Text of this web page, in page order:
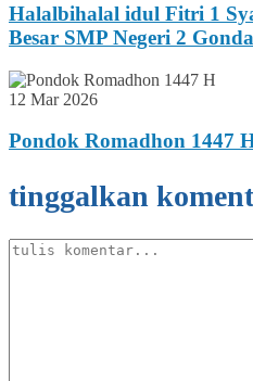
Halalbihalal idul Fitri 1
Besar SMP Negeri 2
12 Mar 2026
Pondok Romadhon 1447
tinggalkan